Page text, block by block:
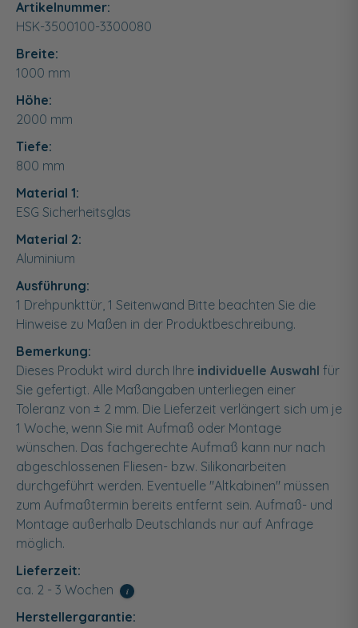
Artikelnummer:
HSK-3500100-3300080
Breite:
1000 mm
Höhe:
2000 mm
Tiefe:
800 mm
Material 1:
ESG Sicherheitsglas
Material 2:
Aluminium
Ausführung:
1 Drehpunkttür, 1 Seitenwand Bitte beachten Sie die
Hinweise zu Maßen in der Produktbeschreibung.
Bemerkung:
Dieses Produkt wird durch Ihre individuelle Auswahl für
Sie gefertigt. Alle Maßangaben unterliegen einer
Toleranz von ± 2 mm. Die Lieferzeit verlängert sich um je
1 Woche, wenn Sie mit Aufmaß oder Montage
wünschen. Das fachgerechte Aufmaß kann nur nach
abgeschlossenen Fliesen- bzw. Silikonarbeiten
durchgeführt werden. Eventuelle "Altkabinen" müssen
zum Aufmaßtermin bereits entfernt sein. Aufmaß- und
Montage außerhalb Deutschlands nur auf Anfrage
möglich.
Lieferzeit:
ca. 2 - 3 Wochen
i
Herstellergarantie: